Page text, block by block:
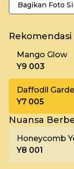
Bagikan Foto
Mango Glow
Y9 003
Daffodil
Y7 005
Nuansa
Honeycomb
Y8 001